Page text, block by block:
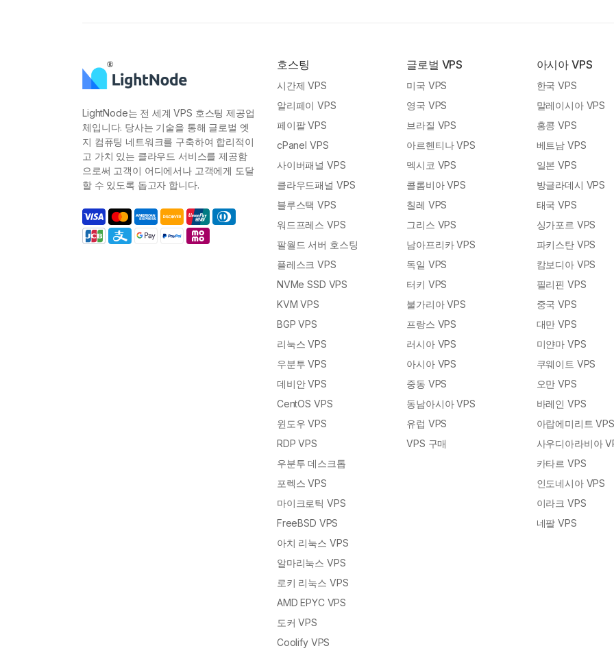
LightNode는 전 세계 VPS 호스팅 제공업
체입니다. 당사는 기술을 통해 글로벌 엣
지 컴퓨팅 네트워크를 구축하여 합리적이
고 가치 있는 클라우드 서비스를 제공함
으로써 고객이 어디에서나 고객에게 도달
할 수 있도록 돕고자 합니다.
호스팅
시간제 VPS
알리페이 VPS
페이팔 VPS
cPanel VPS
사이버패널 VPS
클라우드패널 VPS
블루스택 VPS
워드프레스 VPS
팔월드 서버 호스팅
플레스크 VPS
NVMe SSD VPS
KVM VPS
BGP VPS
리눅스 VPS
우분투 VPS
데비안 VPS
CentOS VPS
윈도우 VPS
RDP VPS
우분투 데스크톱
포렉스 VPS
마이크로틱 VPS
FreeBSD VPS
아치 리눅스 VPS
알마리눅스 VPS
로키 리눅스 VPS
AMD EPYC VPS
도커 VPS
Coolify VPS
글로벌 VPS
미국 VPS
영국 VPS
브라질 VPS
아르헨티나 VPS
멕시코 VPS
콜롬비아 VPS
칠레 VPS
그리스 VPS
남아프리카 VPS
독일 VPS
터키 VPS
불가리아 VPS
프랑스 VPS
러시아 VPS
아시아 VPS
중동 VPS
동남아시아 VPS
유럽 VPS
VPS 구매
아시아 VPS
한국 VPS
말레이시아 VPS
홍콩 VPS
베트남 VPS
일본 VPS
방글라데시 VPS
태국 VPS
싱가포르 VPS
파키스탄 VPS
캄보디아 VPS
필리핀 VPS
중국 VPS
대만 VPS
미얀마 VPS
쿠웨이트 VPS
오만 VPS
바레인 VPS
아랍에미리트 VPS
사우디아라비아
카타르 VPS
인도네시아 VPS
이라크 VPS
네팔 VPS